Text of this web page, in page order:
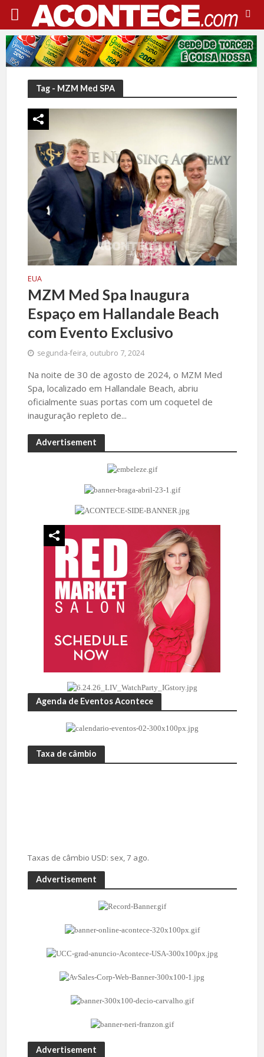
Tag - MZM Med SPA
EUA
MZM Med Spa Inaugura
Espaço em Hallandale Beach
com Evento Exclusivo
segunda-feira, outubro 7, 2024
Na noite de 30 de agosto de 2024, o MZM Med
Spa, localizado em Hallandale Beach, abriu
oficialmente suas portas com um coquetel de
inauguração repleto de...
Advertisement
Agenda de Eventos Acontece
Taxa de câmbio
Taxas de câmbio USD: sex, 7 ago.
Advertisement
Advertisement